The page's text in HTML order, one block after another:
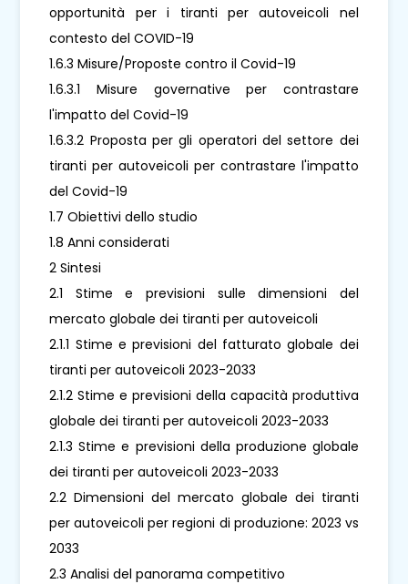
opportunità per i tiranti per autoveicoli nel
contesto del COVID-19
1.6.3 Misure/Proposte contro il Covid-19
1.6.3.1 Misure governative per contrastare
l'impatto del Covid-19
1.6.3.2 Proposta per gli operatori del settore dei
tiranti per autoveicoli per contrastare l'impatto
del Covid-19
1.7 Obiettivi dello studio
1.8 Anni considerati
2 Sintesi
2.1 Stime e previsioni sulle dimensioni del
mercato globale dei tiranti per autoveicoli
2.1.1 Stime e previsioni del fatturato globale dei
tiranti per autoveicoli 2023-2033
2.1.2 Stime e previsioni della capacità produttiva
globale dei tiranti per autoveicoli 2023-2033
2.1.3 Stime e previsioni della produzione globale
dei tiranti per autoveicoli 2023-2033
2.2 Dimensioni del mercato globale dei tiranti
per autoveicoli per regioni di produzione: 2023 vs
2033
2.3 Analisi del panorama competitivo